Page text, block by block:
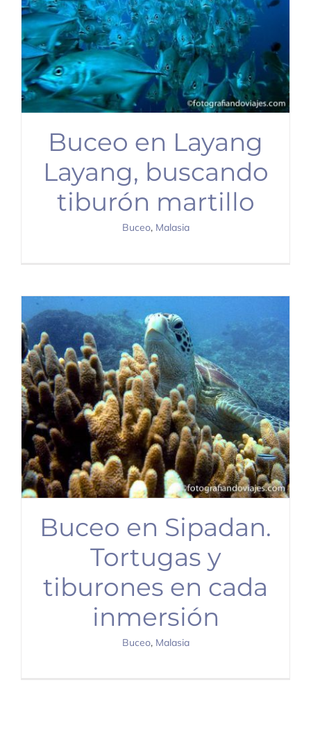
Buceo en Layang
Layang, buscando
tiburón martillo
Buceo, Malasia
Buceo en Sipadan.
Tortugas y
tiburones en cada
inmersión
Buceo, Malasia